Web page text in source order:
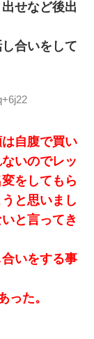
せなど後出
合いをして
自腹で買い
いのでレッ
をしてもら
と思いまし
と言ってき
いをする事
った。